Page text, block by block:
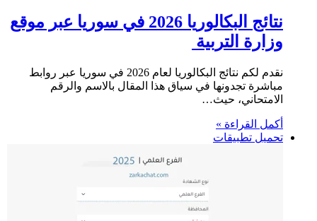
نتائج البكالوريا 2026 في سوريا عبر موقع
وزارة التربية
نقدم لكم نتائج البكالوريا لعام 2026 في سوريا عبر روابط
مباشرة تجدونها في سياق هذا المقال بالاسم والرقم
الامتحاني، حيث…
أكمل القراءة »
تحميل تطبيقات